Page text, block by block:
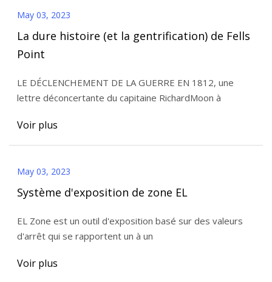
May 03, 2023
La dure histoire (et la gentrification) de Fells
Point
LE DÉCLENCHEMENT DE LA GUERRE EN 1812, une
lettre déconcertante du capitaine RichardMoon à
Voir plus
May 03, 2023
Système d'exposition de zone EL
EL Zone est un outil d'exposition basé sur des valeurs
d'arrêt qui se rapportent un à un
Voir plus